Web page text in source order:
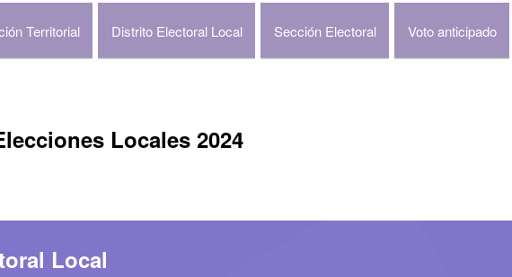
Territorial Distrito Electoral Local Sección Electoral Voto anticipado
Locales 2024
Local